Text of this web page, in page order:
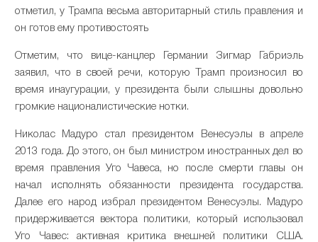
отметил, у Трампа весьма авторитарный стиль правления и
он готов ему противостоять
Отметим, что вице-канцлер Германии Зигмар Габриэль
заявил, что в своей речи, которую Трамп произносил во
время инаугурации, у президента были слышны довольно
громкие националистические нотки.
Николас Мадуро стал президентом Венесуэлы в апреле
2013 года. До этого, он был министром иностранных дел во
время правления Уго Чавеса, но после смерти главы он
начал исполнять обязанности президента государства.
Далее его народ избрал президентом Венесуэлы. Мадуро
придерживается вектора политики, который использовал
Уго Чавес: активная критика внешней политики США.